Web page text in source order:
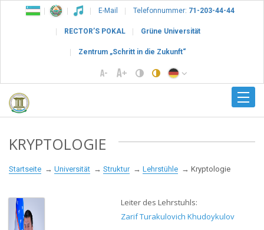
E-Mail Telefonnummer: 71-203-44-44
RECTOR’S POKAL Grüne Universität
Zentrum „Schritt in die Zukunft“
KRYPTOLOGIE
Startseite Universität Struktur Lehrstühle Kryptologie
Leiter des Lehrstuhls:
Zarif Turakulovich Khudoykulov